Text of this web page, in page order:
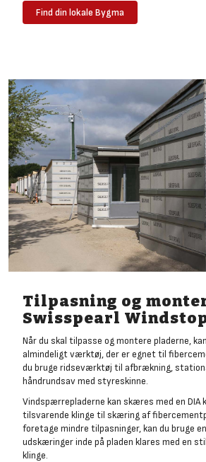
Find din lokale Bygma
Tilpasning og
Swisspearl
Når du skal tilpasse og montere pladerne,
almindeligt værktøj, der er egnet til
du bruge ridseværktøj til afbrækning,
håndrundsav med styreskinne.
Vindspærrepladerne kan skæres med en DIA
tilsvarende klinge til skæring af
foretage mindre tilpasninger, kan du bruge
udskæringer inde på pladen klares med en
klinge.